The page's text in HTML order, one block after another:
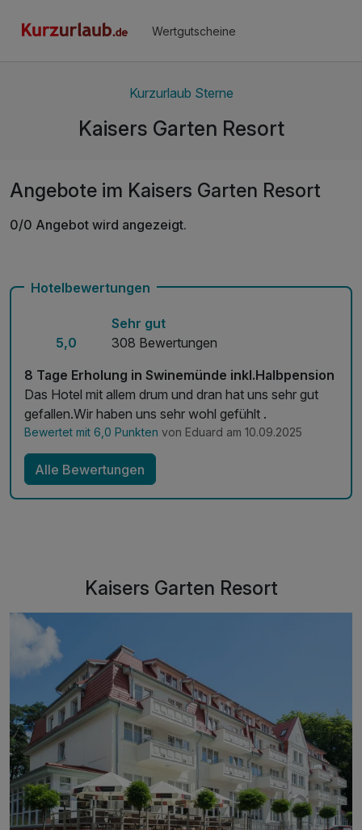
Wertgutscheine
Kurzurlaub Sterne
Kaisers Garten Resort
Angebote im Kaisers Garten Resort
0/0 Angebot wird angezeigt.
Hotelbewertungen
5,0
Sehr gut
308 Bewertungen
8 Tage Erholung in Swinemünde inkl.Halbpension
Das Hotel mit allem drum und dran hat uns sehr gut
gefallen.Wir haben uns sehr wohl gefühlt .
Bewertet mit 6,0 Punkten von Eduard am 10.09.2025
Alle Bewertungen
Kaisers Garten Resort